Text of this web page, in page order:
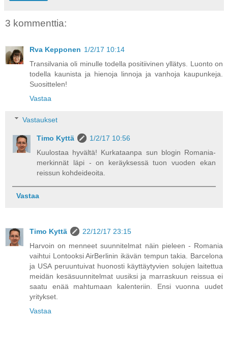
3 kommenttia:
Rva Kepponen 1/2/17 10:14
Transilvania oli minulle todella positiivinen yllätys. Luonto on
todella kaunista ja hienoja linnoja ja vanhoja kaupunkeja.
Suosittelen!
Vastaa
Vastaukset
Timo Kyttä
1/2/17 10:56
Kuulostaa hyvältä! Kurkataanpa sun blogin Romania-
merkinnät läpi - on keräyksessä tuon vuoden ekan
reissun kohdeideoita.
Vastaa
Timo Kyttä
22/12/17 23:15
Harvoin on menneet suunnitelmat näin pieleen - Romania
vaihtui Lontooksi AirBerlinin ikävän tempun takia. Barcelona
ja USA peruuntuivat huonosti käyttäytyvien solujen laitettua
meidän kesäsuunnitelmat uusiksi ja marraskuun reissua ei
saatu enää mahtumaan kalenteriin. Ensi vuonna uudet
yritykset.
Vastaa